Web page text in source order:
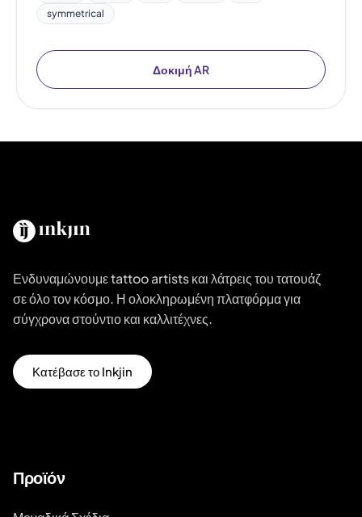
symmetrical
Δοκιμή AR
Ενδυναμώνουμε tattoo artists και λάτρεις του τατουάζ
σε όλο τον κόσμο. Η ολοκληρωμένη πλατφόρμα για
σύγχρονα στούντιο και καλλιτέχνες.
Κατέβασε το Inkjin
Προϊόν